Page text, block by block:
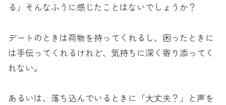
る」そんなふうに感じたことはないでしょうか？
デートのときは荷物を持ってくれるし、困ったときに
は手伝ってくれるけれど、気持ちに深く寄り添ってく
れない。
あるいは、落ち込んでいるときに「大丈夫？」と声を